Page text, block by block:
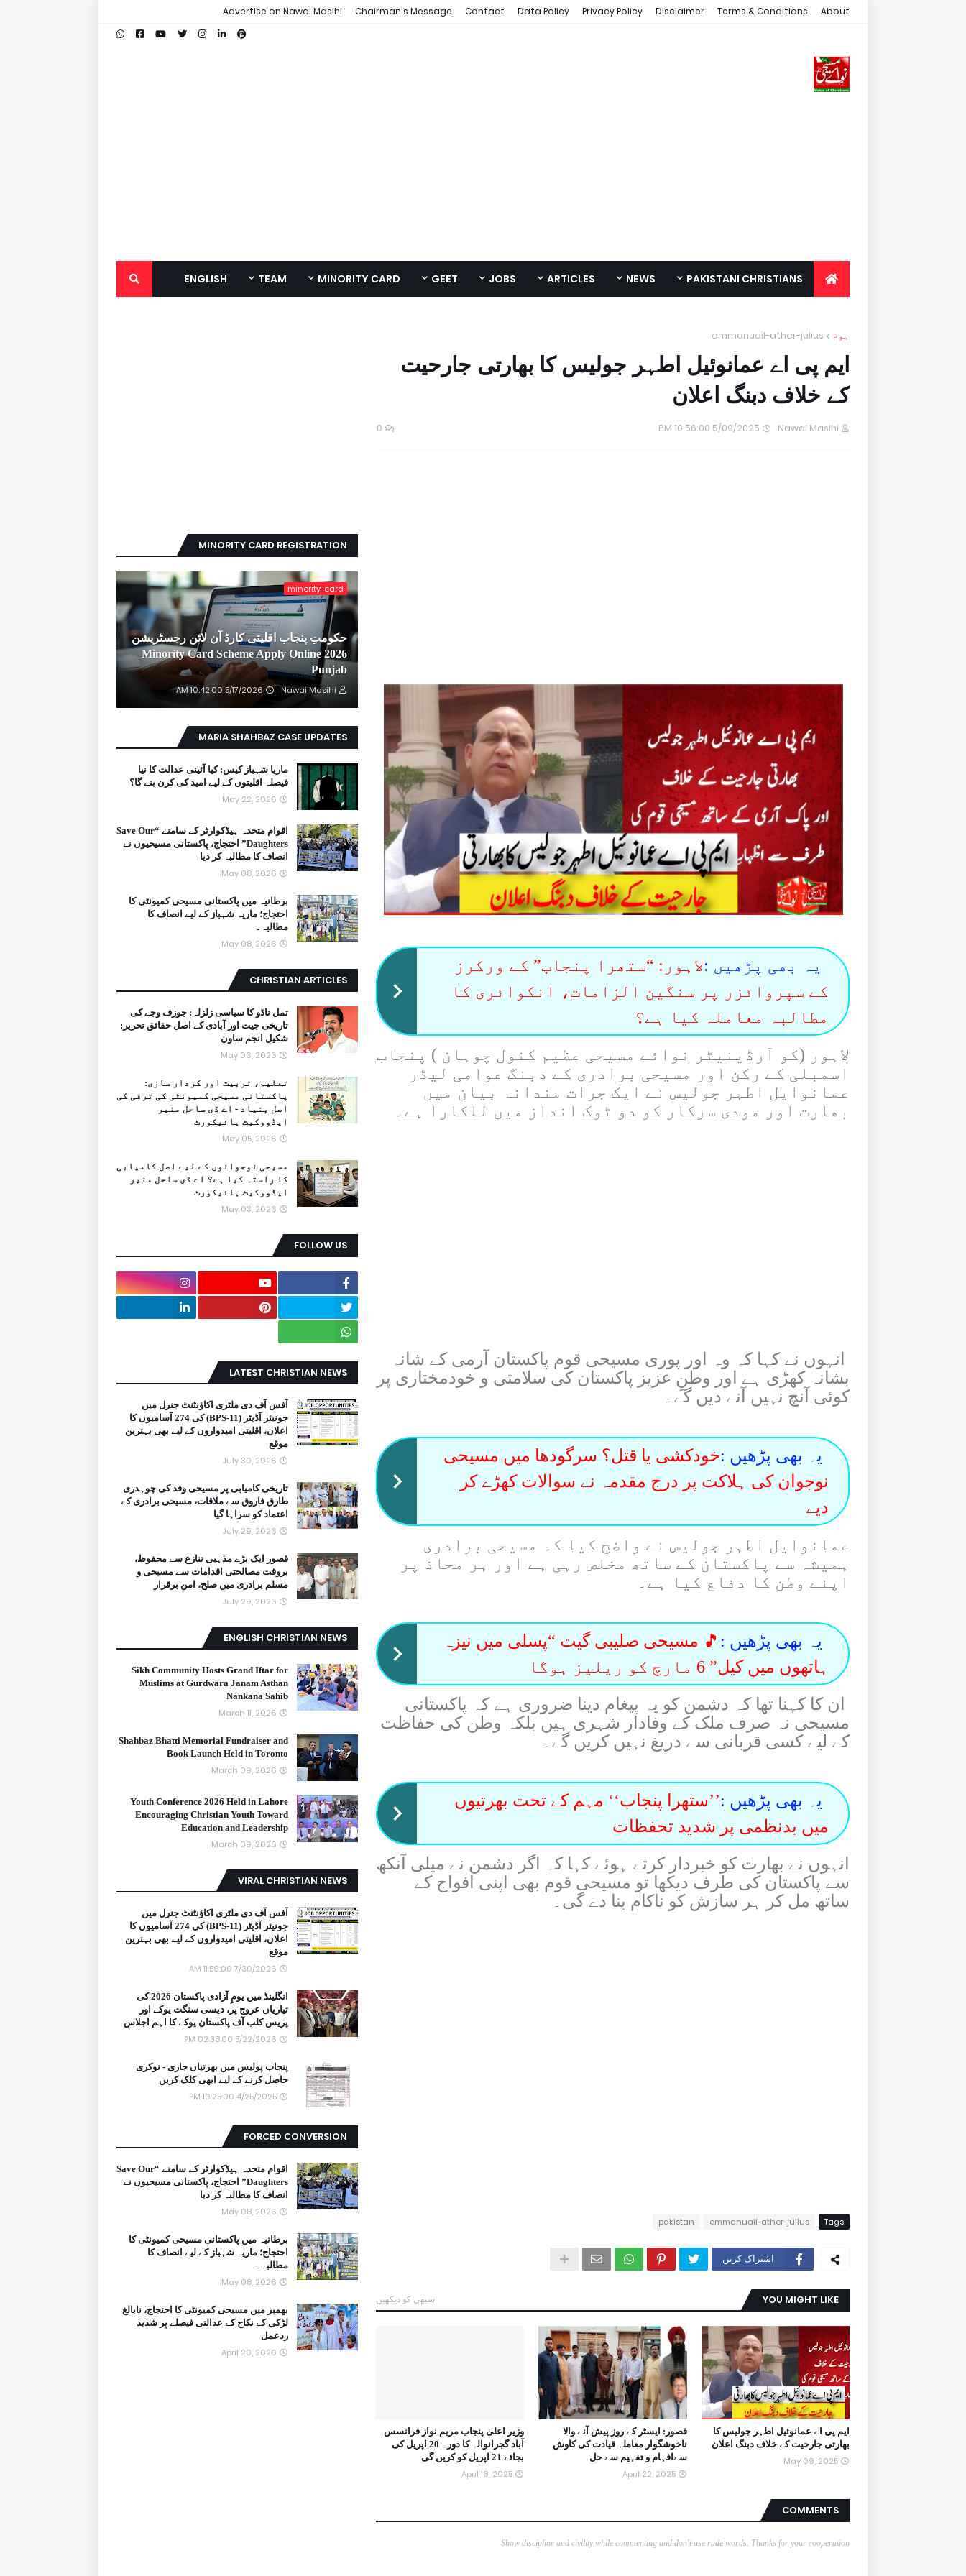
About
Terms & Conditions
Disclaimer
Privacy Policy
Data Policy
Contact
Chairman's Message
Advertise on Nawai Masihi
PAKISTANI CHRISTIANS
NEWS
ARTICLES
JOBS
GEET
MINORITY CARD
TEAM
ENGLISH
ہوم emmanuail-ather-julius
ایم پی اے عمانوئیل اطہر جولیس کا بھارتی جارحیت
کے خلاف دبنگ اعلان
Nawai Masihi
5/09/2025 10:56:00 PM
0
یہ بھی پڑھیں :لاہور: “ستھرا پنجاب” کے ورکرز
کے سپروائزر پر سنگین الزامات، انکوائری کا
مطالبہ معاملہ کیا ہے؟
لاہور (کو آرڈینیٹر نوائے مسیحی عظیم کنول چوہان ) پنجاب
اسمبلی کے رکن اور مسیحی برادری کے دبنگ عوامی لیڈر
عمانوایل اطہر جولیس نے ایک جرات مندانہ بیان میں
بھارت اور مودی سرکار کو دو ٹوک انداز میں للکارا ہے۔
انہوں نے کہا کہ وہ اور پوری مسیحی قوم پاکستان آرمی کے شانہ
بشانہ کھڑی ہے اور وطنِ عزیز پاکستان کی سلامتی و خودمختاری پر
کوئی آنچ نہیں آنے دیں گے۔
یہ بھی پڑھیں :خودکشی یا قتل؟ سرگودھا میں مسیحی
نوجوان کی ہلاکت پر درج مقدمہ نے سوالات کھڑے کر
دیے
عمانوایل اطہر جولیس نے واضح کیا کہ مسیحی برادری
ہمیشہ سے پاکستان کے ساتھ مخلص رہی ہے اور ہر محاذ پر
اپنے وطن کا دفاع کیا ہے۔
یہ بھی پڑھیں : 🎵 مسیحی صلیبی گیت “پسلی میں نیزہ
ہاتھوں میں کیل” 6 مارچ کو ریلیز ہوگا
ان کا کہنا تھا کہ دشمن کو یہ پیغام دینا ضروری ہے کہ پاکستانی
مسیحی نہ صرف ملک کے وفادار شہری ہیں بلکہ وطن کی حفاظت
کے لیے کسی قربانی سے دریغ نہیں کریں گے۔
یہ بھی پڑھیں :’’ستھرا پنجاب‘‘ مہم کے تحت بھرتیوں
میں بدنظمی پر شدید تحفظات
انہوں نے بھارت کو خبردار کرتے ہوئے کہا کہ اگر دشمن نے میلی آنکھ
سے پاکستان کی طرف دیکھا تو مسیحی قوم بھی اپنی افواج کے
ساتھ مل کر ہر سازش کو ناکام بنا دے گی۔
Tags
emmanuail-ather-julius
pakistan
اشتراک کریں
YOU MIGHT LIKE سبھی کو دیکھیں
ایم پی اے عمانوئیل اطہر جولیس کا
بھارتی جارحیت کے خلاف دبنگ اعلان
May 09, 2025
قصور: ایسٹر کے روز پیش آنے والا
ناخوشگوار معاملہ قیادت کی کاوش
سےافہام و تفہیم سے حل
April 22, 2025
وزیر اعلیٰ پنجاب مریم نواز فرانسس
آباد گجرانوالہ کا دورہ 20 اپریل کی
بجائے 21 اپریل کو کریں گی
April 16, 2025
COMMENTS
Show discipline and civility while commenting and don't use rude words. Thanks for your cooperation
MINORITY CARD REGISTRATION
minority-card
حکومتِ پنجاب اقلیتی کارڈ آن لائن رجسٹریشن
2026 Minority Card Scheme Apply Online
Punjab
Nawai Masihi
5/17/2026 10:42:00 AM
MARIA SHAHBAZ CASE UPDATES
ماریا شہباز کیس: کیا آئینی عدالت کا نیا
فیصلہ اقلیتوں کے لیے امید کی کرن بنے گا؟
May 22, 2026
اقوام متحدہ ہیڈکوارٹر کے سامنے “Save Our
Daughters” احتجاج، پاکستانی مسیحیوں نے
انصاف کا مطالبہ کر دیا
May 08, 2026
برطانیہ میں پاکستانی مسیحی کمیونٹی کا
احتجاج؛ ماریہ شہباز کے لیے انصاف کا
مطالبہ۔
May 08, 2026
CHRISTIAN ARTICLES
تمل ناڈو کا سیاسی زلزلہ: جوزف وجے کی
تاریخی جیت اور آبادی کے اصل حقائق تحریر:
شکیل انجم ساون
May 06, 2026
تعلیم، تربیت اور کردار سازی:
پاکستانی مسیحی کمیونٹی کی ترقی کی
اصل بنیاد - اے ڈی ساحل منیر
ایڈووکیٹ ہائیکورٹ
May 05, 2026
مسیحی نوجوانوں کے لیے اصل کامیابی
کا راستہ کیا ہے؟ اے ڈی ساحل منیر
ایڈووکیٹ ہائیکورٹ
May 03, 2026
FOLLOW US
LATEST CHRISTIAN NEWS
آفس آف دی ملٹری اکاؤنٹنٹ جنرل میں
جونیئر آڈیٹر (BPS-11) کی 274 آسامیوں کا
اعلان، اقلیتی امیدواروں کے لیے بھی بہترین
موقع
July 30, 2026
تاریخی کامیابی پر مسیحی وفد کی چوہدری
طارق فاروق سے ملاقات، مسیحی برادری کے
اعتماد کو سراہا گیا
July 29, 2026
قصور ایک بڑے مذہبی تنازع سے محفوظ،
بروقت مصالحتی اقدامات سے مسیحی و
مسلم برادری میں صلح، امن برقرار
July 29, 2026
ENGLISH CHRISTIAN NEWS
Sikh Community Hosts Grand Iftar for
Muslims at Gurdwara Janam Asthan
Nankana Sahib
March 11, 2026
Shahbaz Bhatti Memorial Fundraiser and
Book Launch Held in Toronto
March 09, 2026
Youth Conference 2026 Held in Lahore
Encouraging Christian Youth Toward
Education and Leadership
March 09, 2026
VIRAL CHRISTIAN NEWS
آفس آف دی ملٹری اکاؤنٹنٹ جنرل میں
جونیئر آڈیٹر (BPS-11) کی 274 آسامیوں کا
اعلان، اقلیتی امیدواروں کے لیے بھی بہترین
موقع
7/30/2026 11:59:00 AM
انگلینڈ میں یومِ آزادی پاکستان 2026 کی
تیاریاں عروج پر، دیسی سنگت یوکے اور
پریس کلب آف پاکستان یوکے کا اہم اجلاس
5/22/2026 02:38:00 PM
پنجاب پولیس میں بھرتیاں جاری - نوکری
حاصل کرنے کے لیے ابھی کلک کریں
4/25/2025 10:25:00 PM
FORCED CONVERSION
اقوام متحدہ ہیڈکوارٹر کے سامنے “Save Our
Daughters” احتجاج، پاکستانی مسیحیوں نے
انصاف کا مطالبہ کر دیا
May 08, 2026
برطانیہ میں پاکستانی مسیحی کمیونٹی کا
احتجاج؛ ماریہ شہباز کے لیے انصاف کا
مطالبہ۔
May 08, 2026
بھمبر میں مسیحی کمیونٹی کا احتجاج، نابالغ
لڑکی کے نکاح کے عدالتی فیصلے پر شدید
ردعمل
April 20, 2026